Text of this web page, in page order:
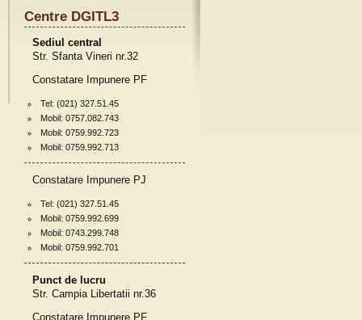
Centre DGITL3
Sediul central
Str. Sfanta Vineri nr.32
Constatare Impunere PF
Tel: (021) 327.51.45
Mobil: 0757.082.743
Mobil: 0759.992.723
Mobil: 0759.992.713
Constatare Impunere PJ
Tel: (021) 327.51.45
Mobil: 0759.992.699
Mobil: 0743.299.748
Mobil: 0759.992.701
Punct de lucru
Str. Campia Libertatii nr.36
Constatare Impunere PF